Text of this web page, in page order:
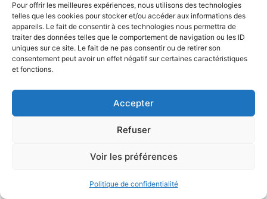
Pour offrir les meilleures expériences, nous utilisons des technologies
telles que les cookies pour stocker et/ou accéder aux informations des
appareils. Le fait de consentir à ces technologies nous permettra de
traiter des données telles que le comportement de navigation ou les ID
uniques sur ce site. Le fait de ne pas consentir ou de retirer son
consentement peut avoir un effet négatif sur certaines caractéristiques
et fonctions.
Accepter
Refuser
Voir les préférences
Politique de confidentialité
une
association
indépendante,
sans
but
lucratif,
uniquement